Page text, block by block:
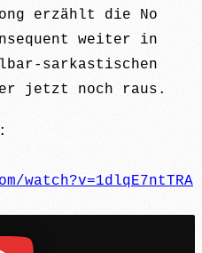
erzählt die No
weiter in
sarkastischen
jetzt noch raus.
watch?v=1dlqE7ntTRA